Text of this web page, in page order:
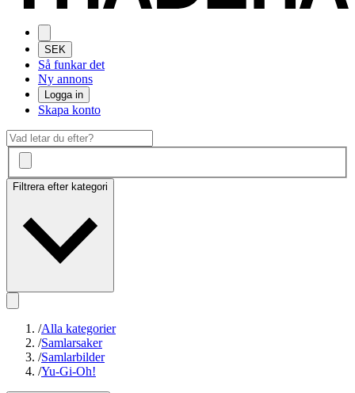
SEK
Så funkar det
Ny annons
Logga in
Skapa konto
Filtrera efter kategori
/Alla kategorier
/Samlarsaker
/Samlarbilder
/Yu-Gi-Oh!